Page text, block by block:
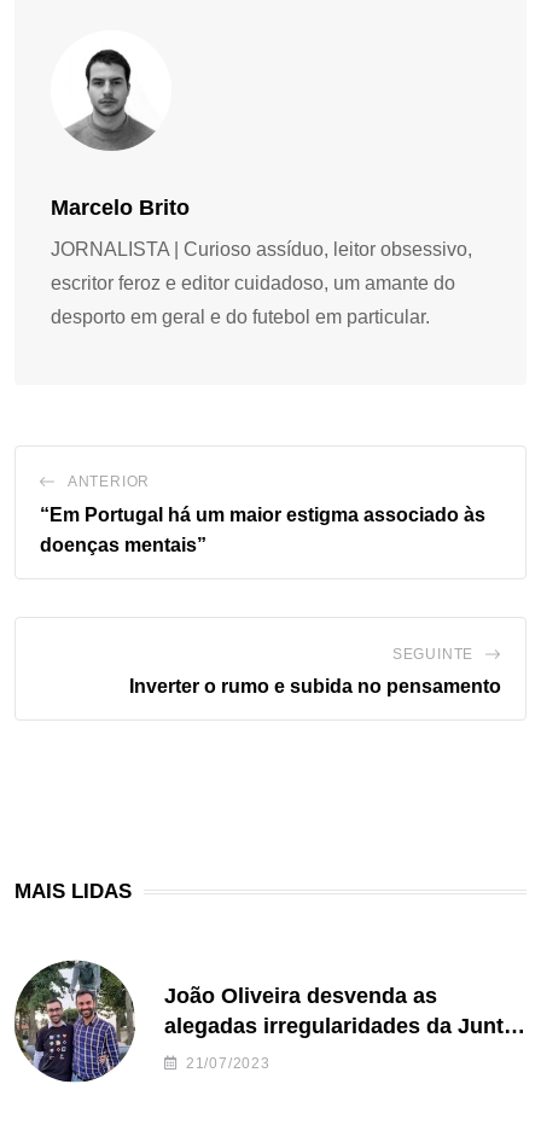
Marcelo Brito
JORNALISTA | Curioso assíduo, leitor obsessivo,
escritor feroz e editor cuidadoso, um amante do
desporto em geral e do futebol em particular.
ANTERIOR
“Em Portugal há um maior estigma associado às
doenças mentais”
SEGUINTE
Inverter o rumo e subida no pensamento
MAIS LIDAS
João Oliveira desvenda as
alegadas irregularidades da Junta
de Freguesia S. João de Ver
21/07/2023